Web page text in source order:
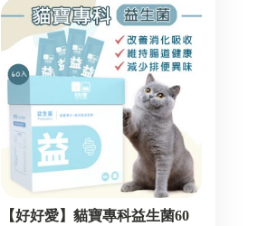
【好好愛】貓寶專科益生菌60